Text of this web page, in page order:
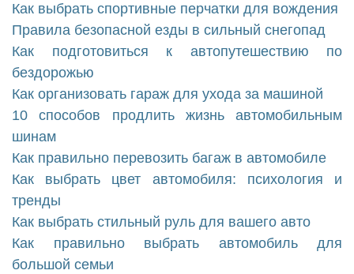
Как выбрать спортивные перчатки для вождения
Правила безопасной езды в сильный снегопад
Как подготовиться к автопутешествию по
бездорожью
Как организовать гараж для ухода за машиной
10 способов продлить жизнь автомобильным
шинам
Как правильно перевозить багаж в автомобиле
Как выбрать цвет автомобиля: психология и
тренды
Как выбрать стильный руль для вашего авто
Как правильно выбрать автомобиль для
большой семьи